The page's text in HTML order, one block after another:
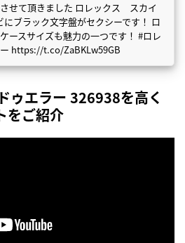
せて頂きました ロレックス スカイ
ブラック文字盤がセクシーです！ ロ
ースサイズも魅力の一つです！ #ロレ
https://t.co/ZaBKLw59GB
ゥエラー 326938を高く
をご紹介